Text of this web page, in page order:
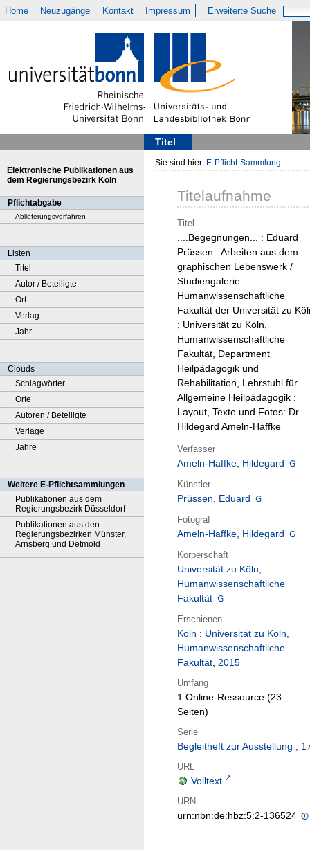
Home Neuzugänge Kontakt Impressum Erweiterte Suche
Titel
Elektronische Publikationen aus
dem Regierungsbezirk Köln
Pflichtabgabe
Ablieferungsverfahren
Listen
Titel
Autor / Beteiligte
Ort
Verlag
Jahr
Clouds
Schlagwörter
Orte
Autoren / Beteiligte
Verlage
Jahre
Weitere E-Pflichtsammlungen
Publikationen aus dem
Regierungsbezirk Düsseldorf
Publikationen aus den
Regierungsbezirken Münster,
Arnsberg und Detmold
Sie sind hier: E-Pflicht-Sammlung
Titelaufnahme
Titel
....Begegnungen... : Eduard
Prüssen : Arbeiten aus dem
graphischen Lebenswerk /
Studiengalerie
Humanwissenschaftliche
Fakultät der Universität zu
; Universität zu Köln,
Humanwissenschaftliche
Fakultät, Department
Heilpädagogik und
Rehabilitation, Lehrstuhl für
Allgemeine Heilpädagogik :
Layout, Texte und Fotos: Dr.
Hildegard Ameln-Haffke
Verfasser
Ameln-Haffke, Hildegard
Künstler
Prüssen, Eduard
Fotograf
Ameln-Haffke, Hildegard
Körperschaft
Universität zu Köln,
Humanwissenschaftliche
Fakultät
Erschienen
Köln : Universität zu Köln,
Humanwissenschaftliche
Fakultät, 2015
Umfang
1 Online-Ressource (23
Seiten)
Serie
Begleitheft zur Ausstellung ;
URL
Volltext
URN
urn:nbn:de:hbz:5:2-136524